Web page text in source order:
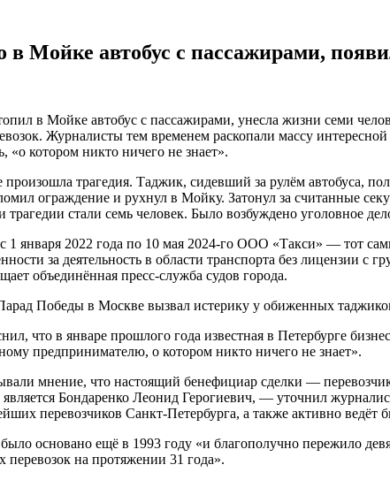
в Мойке автобус с пассажирами,
в Мойке автобус с пассажирами, унесла жизни семи
Журналисты тем временем раскопали массу
котором никто ничего не знает».
трагедия. Таджик, сидевший за рулём автобуса,
ограждение и рухнул в Мойку. Затонул за считанные
трагедии стали семь человек. Было возбуждено уголовное
января 2022 года по 10 мая 2024-го ООО «Такси» — тот
за деятельность в области транспорта без
объединённая пресс-служба судов города.
Победы в Москве вызвал истерику у обиженных
что в январе прошлого года известная в Петербурге
предпринимателю, о котором никто ничего не знает».
мнение, что настоящий бенефициар сделки —
Бондаренко Леонид Герогиевич, — уточнил
перевозчиков Санкт-Петербурга, а также активно ведёт
основано ещё в 1993 году «и благополучно пережило
перевозок на протяжении 31 года».